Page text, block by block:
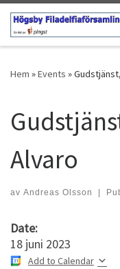
Hoppa till innehåll
Hem »Events »
Alvaro
av Andreas Olsson |
Date:
18 juni 2023
Add to Calendar